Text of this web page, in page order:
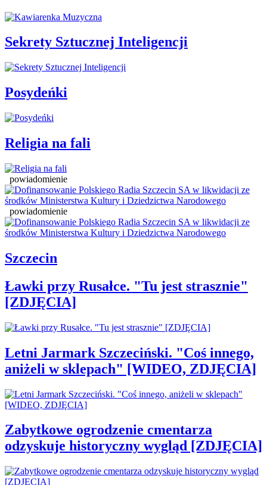
Sekrety Sztucznej Inteligencji
Posydeńki
Religia na fali
powiadomienie
powiadomienie
Szczecin
Ławki przy Rusałce. "Tu jest strasznie"
[ZDJĘCIA]
Letni Jarmark Szczeciński. "Coś innego,
aniżeli w sklepach" [WIDEO, ZDJĘCIA]
Zabytkowe ogrodzenie cmentarza
odzyskuje historyczny wygląd [ZDJĘCIA]